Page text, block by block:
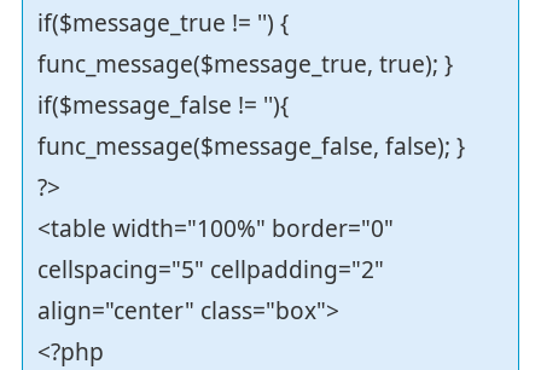
if($message_true != '') {
func_message($message_true, true); }
if($message_false != ''){
func_message($message_false, false); }
?>
<table width="100%" border="0"
cellspacing="5" cellpadding="2"
align="center" class="box">
<?php